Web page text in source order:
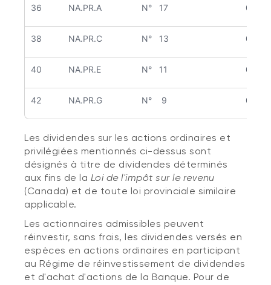
36 NA.PR.A N° 17
38 NA.PR.C N° 13
40 NA.PR.E N° 11
42 NA.PR.G N° 9
Les dividendes sur les actions ordinaires et
privilégiées mentionnés ci-dessus sont
désignés à titre de dividendes déterminés
aux fins de la Loi de l'impôt sur le revenu
(Canada) et de toute loi provinciale similaire
applicable.
Les actionnaires admissibles peuvent
réinvestir, sans frais, les dividendes versés en
espèces en actions ordinaires en participant
au Régime de réinvestissement de dividendes
et d'achat d'actions de la Banque. Pour de